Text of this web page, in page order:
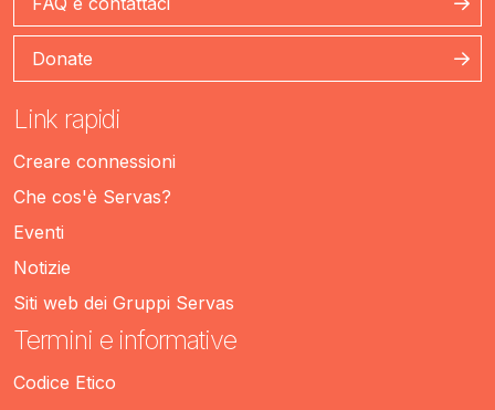
Donate
Link rapidi
Creare connessioni
Che cos'è Servas?
Eventi
Notizie
Siti web dei Gruppi Servas
Termini e informative
Codice Etico